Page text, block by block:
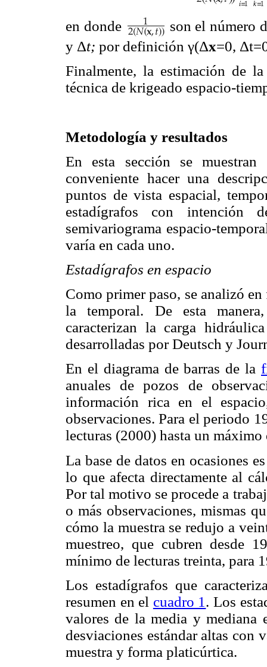
en donde
son el número
y Δt; por definición γ(Δx=0,
Finalmente, la estimación de
técnica de krigeado espacio-
Metodología y resultados
En esta sección se muestran
conveniente hacer una
puntos de vista espacial,
estadígrafos con
semivariograma espacio-
varía en cada uno.
Estadígrafos en espacio
Como primer paso, se analizó
la temporal. De esta
caracterizan la carga
desarrolladas por Deutsch y
En el diagrama de barras de la
anuales de pozos de
información rica en el
observaciones. Para el periodo
lecturas (2000) hasta un
La base de datos en ocasiones
lo que afecta directamente al
Por tal motivo se procede a
o más observaciones, mismas
cómo la muestra se redujo a
muestreo, que cubren desde
mínimo de lecturas treinta, para
Los estadígrafos que
resumen en el cuadro 1 . Los
valores de la media y mediana
desviaciones estándar altas con
muestra y forma platicúrtica.